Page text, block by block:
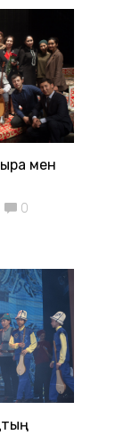
мен
0